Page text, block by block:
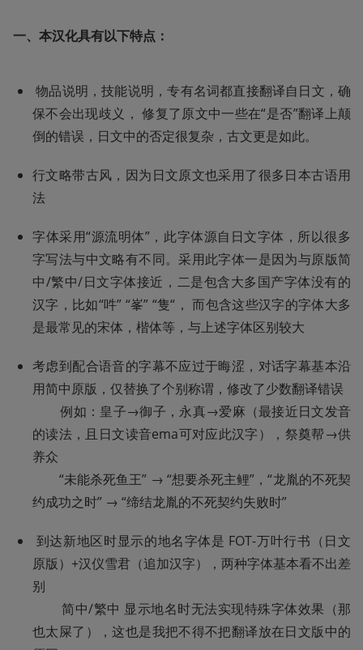
一、本汉化具有以下特点：
物品说明，技能说明，专有名词都直接翻译自日文，确
保不会出现歧义， 修复了原文中一些在“是否”翻译上颠
倒的错误，日文中的否定很复杂，古文更是如此。
行文略带古风，因为日文原文也采用了很多日本古语用
法
字体采用“源流明体”，此字体源自日文字体，所以很多
字写法与中文略有不同。采用此字体一是因为与原版简
中/繁中/日文字体接近，二是包含大多国产字体没有的
汉字，比如“吽” “峯” “隻“， 而包含这些汉字的字体大多
是最常见的宋体，楷体等，与上述字体区别较大
考虑到配合语音的字幕不应过于晦涩，对话字幕基本沿
用简中原版，仅替换了个别称谓，修改了少数翻译错误
例如：皇子→御子，永真→爱麻（最接近日文发音
的读法，且日文读音ema可对应此汉字），祭奠帮→供
养众
“未能杀死鱼王” → “想要杀死主鲤”，“龙胤的不死契
约成功之时” → “缔结龙胤的不死契约失败时”
到达新地区时显示的地名字体是 FOT-万叶行书（日文
原版）+汉仪雪君（追加汉字），两种字体基本看不出差
别
简中/繁中 显示地名时无法实现特殊字体效果（那
也太屎了），这也是我把不得不把翻译放在日文版中的